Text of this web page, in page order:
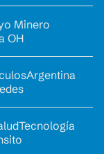
Minero
OH
Argentina
Tecnología